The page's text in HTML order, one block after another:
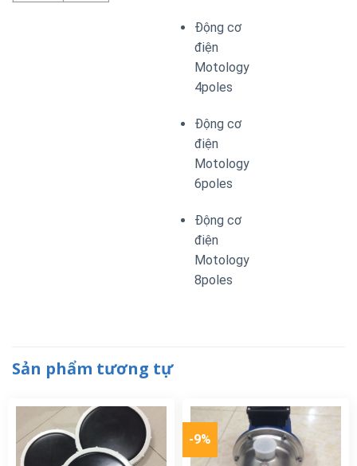
Động cơ
điện
Motology
4poles
Động cơ
điện
Motology
6poles
Động cơ
điện
Motology
8poles
Sản phẩm tương tự
-9%